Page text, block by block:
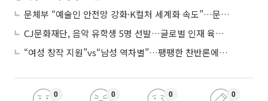
문체부 “예술인 안전망 강화·K컬처 세계화 속도”…문화강국 청사진 제시
CJ문화재단, 음악 유학생 5명 선발…글로벌 인재 육성 지원
“여성 창작 지원”vs“남성 역차별”…팽팽한 찬반론에 심사위원도 고심
0 0 0 0